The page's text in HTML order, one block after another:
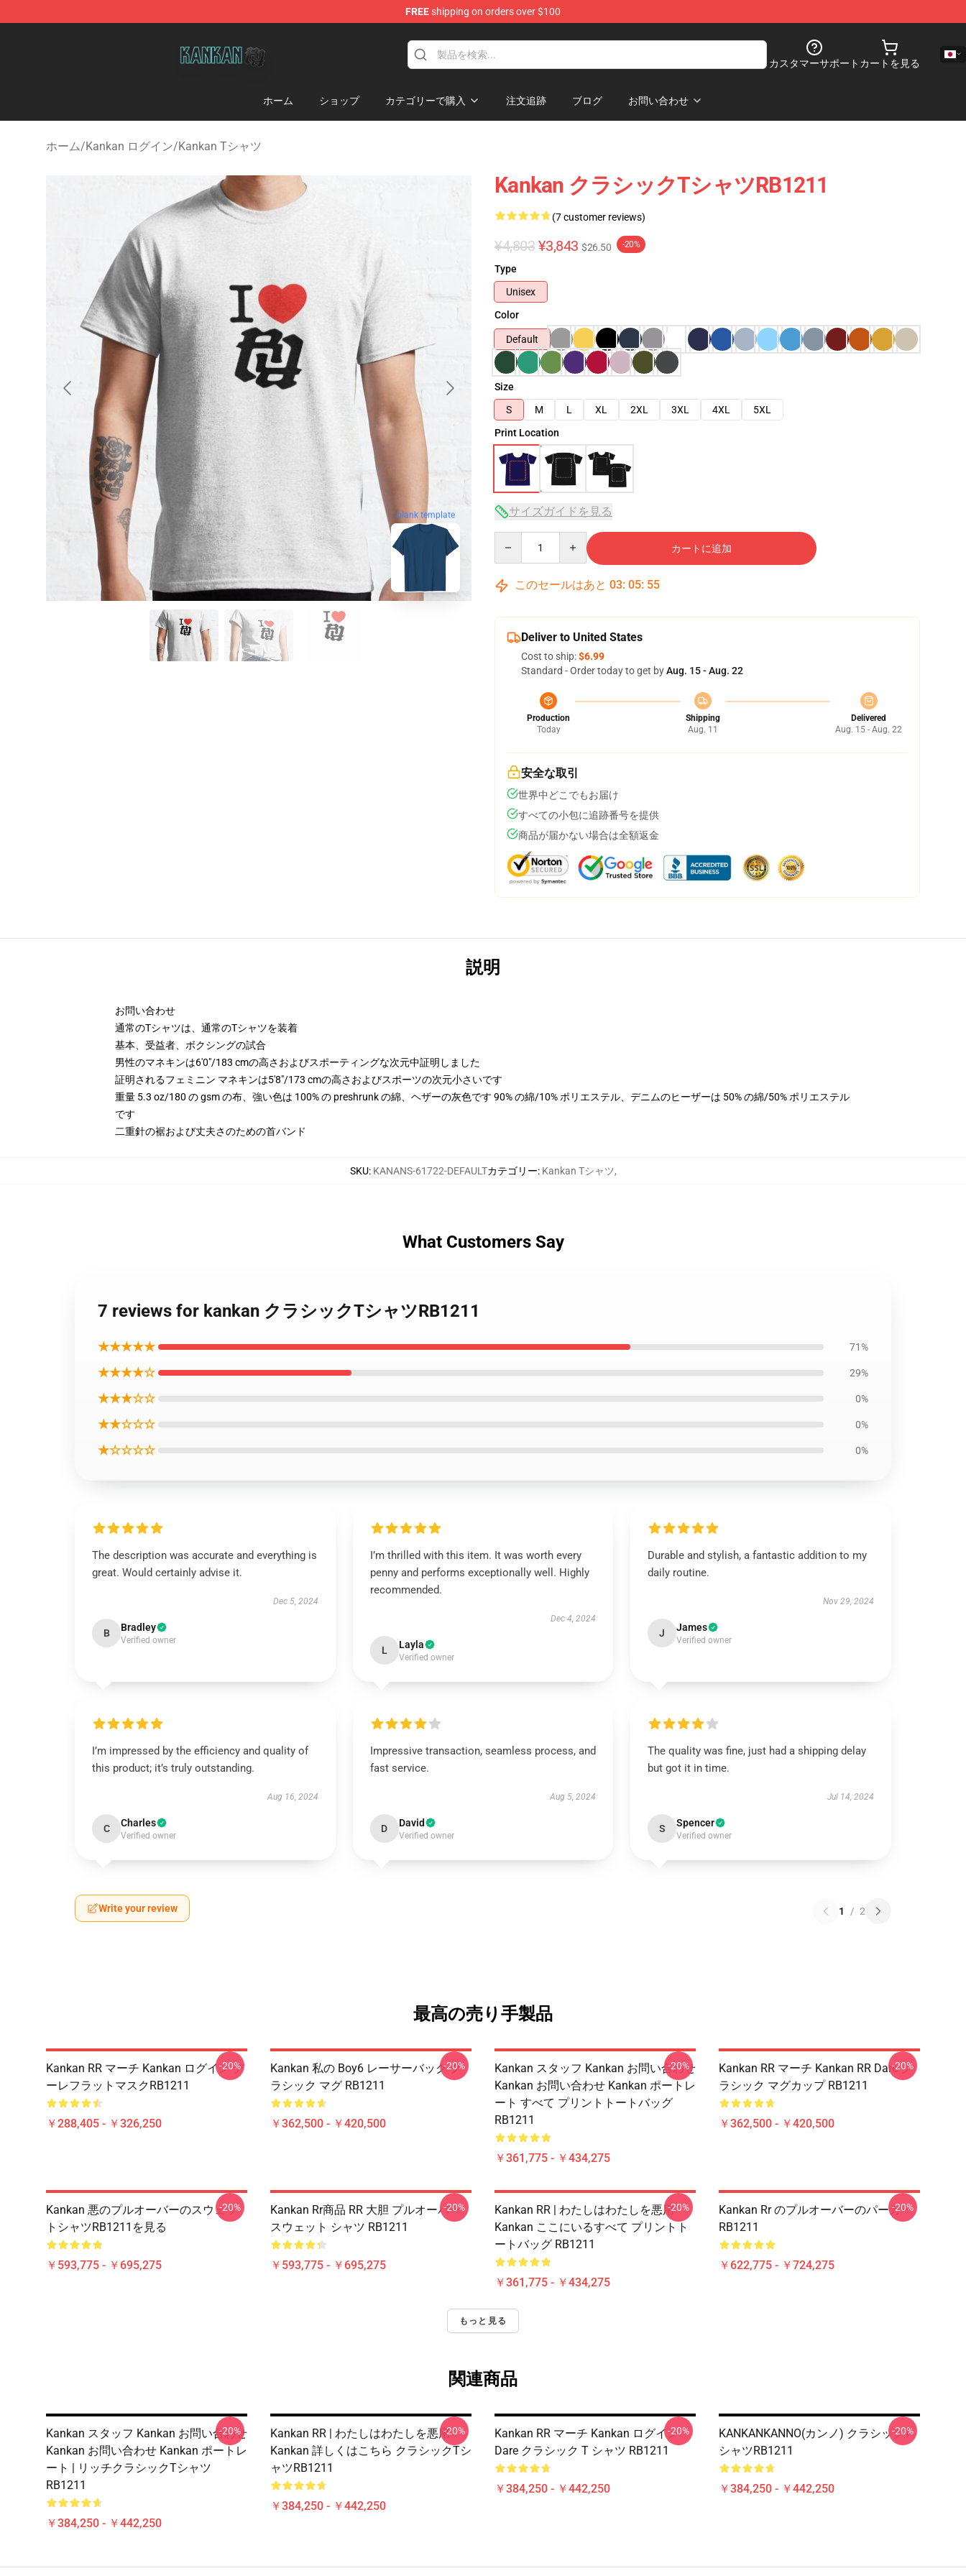
FREEshipping on orders over $100
カスタマーサポート カートを見る
ホーム ショップ カテゴリーで購入 注文追跡 ブログ お問い合わせ
ホーム/Kankan ログイン/Kankan Tシャツ
blank template
Kankan クラシックTシャツRB1211
(7 customer reviews)
¥4,803 ¥3,843 $26.50 -20%
Type
Unisex
Color
Default
Size
S
M L XL 2XL 3XL 4XL
5XL
Print Location
サイズガイドを見る
カートに追加
このセールはあと 03: 05: 54
Deliver to United States
Cost to ship:$6.99
Standard - Order today to get byAug. 15 - Aug. 22
Production
Today
Shipping
Aug. 11
Delivered
Aug. 15 - Aug. 22
安全な取引
世界中どこでもお届け
すべての小包に追跡番号を提供
商品が届かない場合は全額返金
説明
お問い合わせ
通常のTシャツは、通常のTシャツを装着
基本、受益者、ボクシングの試合
男性のマネキンは6'0"/183 cmの高さおよびスポーティングな次元中証明しました
証明されるフェミニン マネキンは5'8"/173 cmの高さおよびスポーツの次元小さいです
重量 5.3 oz/180 の gsm の布、強い色は 100% の preshrunk の綿、ヘザーの灰色です 90% の綿/10% ポリエステル、デニムのヒーザーは 50% の綿/50% ポリエステル
です
二重針の裾および丈夫さのための首バンド
SKU: KANANS-61722-DEFAULTカテゴリー: Kankan Tシャツ,
What Customers Say
7 reviews for kankan クラシックTシャツRB1211
★★★★★ 71%
★★★★☆ 29%
★★★☆☆ 0%
★★☆☆☆ 0%
★☆☆☆☆ 0%
The description was accurate and everything is
great. Would certainly advise it.
Dec 5, 2024
B Bradley
Verified owner
I’m thrilled with this item. It was worth every
penny and performs exceptionally well. Highly
recommended.
Dec 4, 2024
L Layla
Verified owner
Durable and stylish, a fantastic addition to my
daily routine.
Nov 29, 2024
J James
Verified owner
I’m impressed by the efficiency and quality of
this product; it’s truly outstanding.
Aug 16, 2024
C Charles
Verified owner
Impressive transaction, seamless process, and
fast service.
Aug 5, 2024
D David
Verified owner
The quality was fine, just had a shipping delay
but got it in time.
Jul 14, 2024
S Spencer
Verified owner
Write your review 1 / 2
最高の売り手製品
Kankan RR マーチ Kankan ログイン デ
ーレフラットマスクRB1211
￥288,405 - ￥326,250
-20%
Kankan 私の Boy6 レーサーバック ク
ラシック マグ RB1211
￥362,500 - ￥420,500
-20%
Kankan スタッフ Kankan お問い合わせ
Kankan お問い合わせ Kankan ポートレ
ート すべて プリントトートバッグ
RB1211
￥361,775 - ￥434,275
-20%
Kankan RR マーチ Kankan RR Dare ク
ラシック マグカップ RB1211
￥362,500 - ￥420,500
-20%
Kankan 悪のプルオーバーのスウェッ
トシャツRB1211を見る
￥593,775 - ￥695,275
-20%
Kankan Rr商品 RR 大胆 プルオーバー
スウェット シャツ RB1211
￥593,775 - ￥695,275
-20%
Kankan RR | わたしはわたしを悪用
Kankan ここにいるすべて プリントト
ートバッグ RB1211
￥361,775 - ￥434,275
-20%
Kankan Rr のプルオーバーのパーカー
RB1211
￥622,775 - ￥724,275
-20%
もっと見る
関連商品
Kankan スタッフ Kankan お問い合わせ
Kankan お問い合わせ Kankan ポートレ
ート | リッチクラシックTシャツ
RB1211
￥384,250 - ￥442,250
-20%
Kankan RR | わたしはわたしを悪用
Kankan 詳しくはこちら クラシックTシ
ャツRB1211
￥384,250 - ￥442,250
-20%
Kankan RR マーチ Kankan ログイン
Dare クラシック T シャツ RB1211
￥384,250 - ￥442,250
-20%
KANKANKANNO(カンノ) クラシックT
シャツRB1211
￥384,250 - ￥442,250
-20%